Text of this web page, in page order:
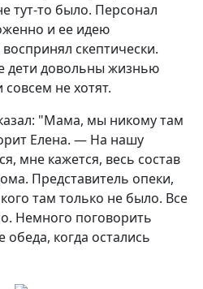
тут-то было. Персонал
и ее идею
скептически.
дети довольны жизнью
не хотят.
"Мама, мы никому там
Елена. — На нашу
мне кажется, весь состав
Представитель опеки,
там только не было. Все
Немного поговорить
когда остались